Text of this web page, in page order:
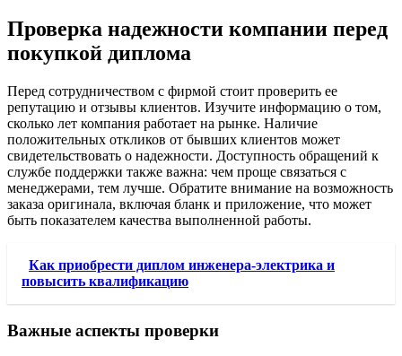
Проверка надежности компании перед
покупкой диплома
Перед сотрудничеством с фирмой стоит проверить ее
репутацию и отзывы клиентов. Изучите информацию о том,
сколько лет компания работает на рынке. Наличие
положительных откликов от бывших клиентов может
свидетельствовать о надежности. Доступность обращений к
службе поддержки также важна: чем проще связаться с
менеджерами, тем лучше. Обратите внимание на возможность
заказа оригинала, включая бланк и приложение, что может
быть показателем качества выполненной работы.
Как приобрести диплом инженера-электрика и
повысить квалификацию
Важные аспекты проверки